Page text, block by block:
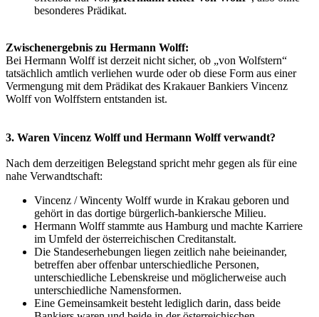
besonderes Prädikat.
Zwischenergebnis zu Hermann Wolff:
Bei Hermann Wolff ist derzeit nicht sicher, ob „von Wolfstern“
tatsächlich amtlich verliehen wurde oder ob diese Form aus einer
Vermengung mit dem Prädikat des Krakauer Bankiers Vincenz
Wolff von Wolffstern entstanden ist.
3. Waren Vincenz Wolff und Hermann Wolff verwandt?
Nach dem derzeitigen Belegstand spricht mehr gegen als für eine
nahe Verwandtschaft:
Vincenz / Wincenty Wolff wurde in Krakau geboren und
gehört in das dortige bürgerlich-bankiersche Milieu.
Hermann Wolff stammte aus Hamburg und machte Karriere
im Umfeld der österreichischen Creditanstalt.
Die Standeserhebungen liegen zeitlich nahe beieinander,
betreffen aber offenbar unterschiedliche Personen,
unterschiedliche Lebenskreise und möglicherweise auch
unterschiedliche Namensformen.
Eine Gemeinsamkeit besteht lediglich darin, dass beide